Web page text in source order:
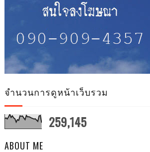
จำนวนการดูหน้าเว็บรวม
259,145
ABOUT ME